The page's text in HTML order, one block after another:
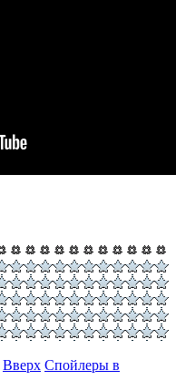
Вверх Спойлеры в